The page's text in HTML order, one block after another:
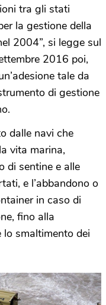
tra gli stati
la gestione della
2004”, si legge sul
2016 poi,
tale da
di gestione
dalle navi che
vita marina,
di sentine e alle
e l’abbandono o
in caso di
fino alla
smaltimento dei